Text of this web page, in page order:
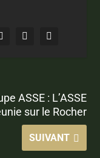
ASSE : L’ASSE
sur le Rocher
SUIVANT